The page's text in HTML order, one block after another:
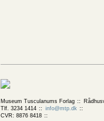
Museum Tusculanums Forlag
Tlf. 3234 1414
info@mtp.dk
CVR: 8876 8418